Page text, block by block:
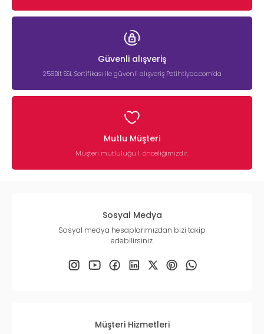
Güvenli alışveriş
256Bit SSL Sertifikası ile güvenli alışveriş Petihtiyac.com’da
Mutlu Müşteri
Müşteri mutluluğu 1. önceliğimizdir.
Sosyal Medya
Sosyal medya hesaplarımızdan bizi takip
edebilirsiniz.
Müşteri Hizmetleri